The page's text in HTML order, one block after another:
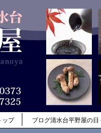
ップ ブログ清水台平野屋の日